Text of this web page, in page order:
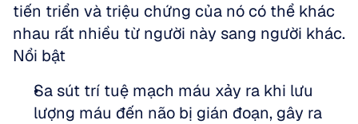
tiến triển và triệu chứng của nó có thể khác
nhau rất nhiều từ người này sang người khác.
Nổi bật
Sa sút trí tuệ mạch máu xảy ra khi lưu
lượng máu đến não bị gián đoạn, gây ra